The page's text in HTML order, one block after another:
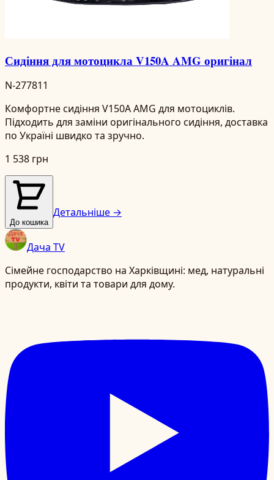
Сидіння для мотоцикла V150A AMG оригінал
N-277811
Комфортне сидіння V150A AMG для мотоциклів.
Підходить для заміни оригінального сидіння, доставка
по Україні швидко та зручно.
1 538 грн
До кошика
Детальніше →
Дача TV
Сімейне господарство на Харківщині: мед, натуральні
продукти, квіти та товари для дому.